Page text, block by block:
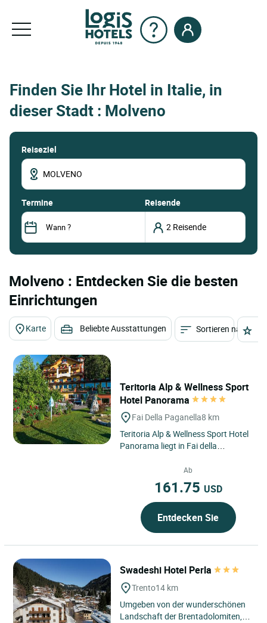
Finden Sie Ihr Hotel in Italie, in
dieser Stadt : Molveno
Reiseziel
termine Reisende
Molveno : Entdecken Sie die besten
Einrichtungen
Karte Beliebte Ausstattungen Sortieren nach
Teritoria Alp & Wellness Sport
Hotel Panorama
Fai Della Paganella8 km
Teritoria Alp & Wellness Sport Hotel
Panorama liegt in Fai della
Südtirol, in einer geschützten...
Ab
161.75 USD
Entdecken Sie
Swadeshi Hotel Perla
Trento14 km
Umgeben von der wunderschönen
Landschaft der Brentadolomiten,